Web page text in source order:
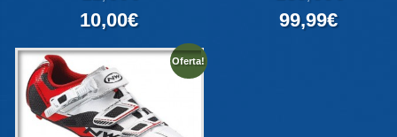
10,00€
99,99€
Oferta!